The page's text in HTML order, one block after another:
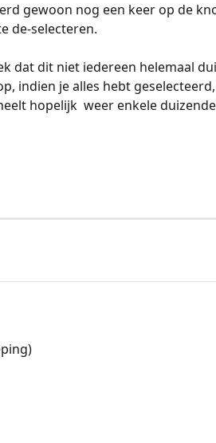
gewoon nog een keer op de
de-selecteren.
dat dit niet iedereen helemaal
indien je alles hebt
hopelijk  weer enkele